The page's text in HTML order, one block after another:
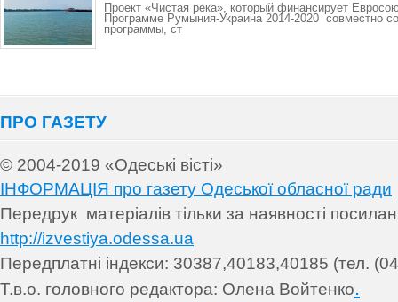
Проект «Чистая река», который финансирует
Программе Румыния-Украина 2014-2020 совместно
программы, ст
ПРО ГАЗЕТУ
© 2004-2019 «Одеські вісті»
ІНФОРМАЦІЯ про газету Одеської обласної ради
Передрук матеріалів тільки за наявності
http://izvestiya.odessa.ua
Передплатні індекси: 30387,40183,40185 (тел.
Т.в.о. головного редактора: Олена Войтенко.